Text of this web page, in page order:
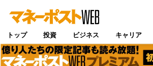
トップ 投資 ビジネス キャリア